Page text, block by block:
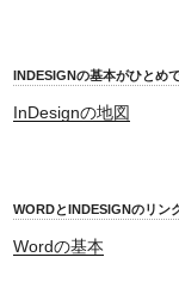
INDESIGNの基本がひとめ
InDesignの地図
WORDとINDESIGNのリン
Wordの基本